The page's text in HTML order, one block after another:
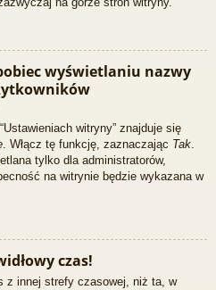
wyświetlaniu nazwy
witryny” znajduje się
. Włącz tę funkcję, zaznaczając Tak
tylko dla administratorów,
na witrynie będzie wykazana w
czas!
z innej strefy czasowej, niż ta, w